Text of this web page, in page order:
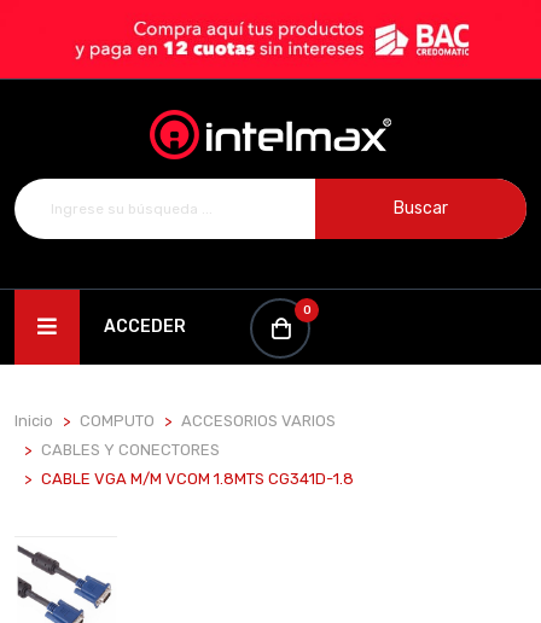
Buscar
ACCEDER
0
Inicio COMPUTO
ACCESORIOS VARIOS
CABLES Y CONECTORES
CABLE VGA M/M VCOM 1.8MTS CG341D-1.8